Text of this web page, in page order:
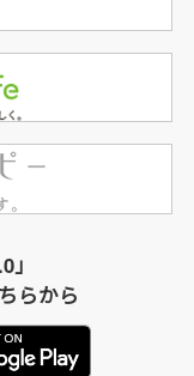
らから